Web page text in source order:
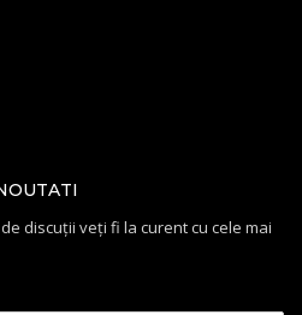
discuții veți fi la curent cu cele mai